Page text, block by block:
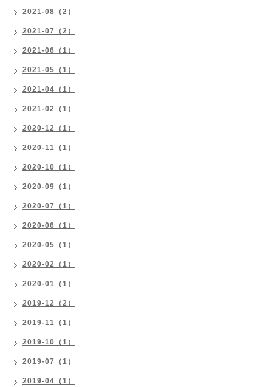
2021-08（2）
2021-07（2）
2021-06（1）
2021-05（1）
2021-04（1）
2021-02（1）
2020-12（1）
2020-11（1）
2020-10（1）
2020-09（1）
2020-07（1）
2020-06（1）
2020-05（1）
2020-02（1）
2020-01（1）
2019-12（2）
2019-11（1）
2019-10（1）
2019-07（1）
2019-04（1）